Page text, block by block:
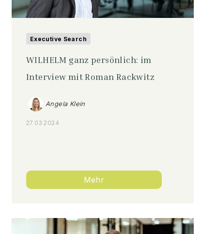
Executive Search
WILHELM ganz persönlich: im
Interview mit Roman Rackwitz
Angela Klein
27.03.2024
Mehr